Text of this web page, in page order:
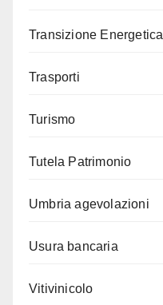
Transizione Energetica
Trasporti
Turismo
Tutela Patrimonio
Umbria agevolazioni
Usura bancaria
Vitivinicolo